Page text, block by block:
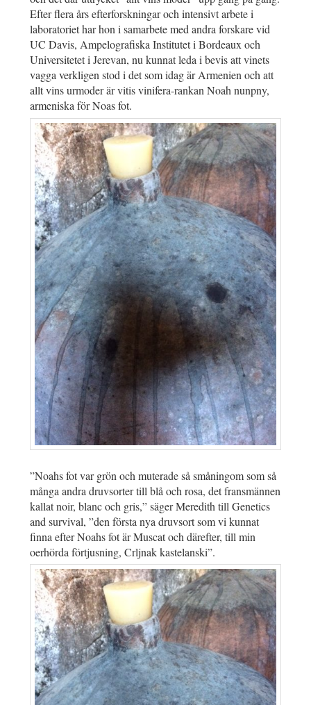
Efter flera års efterforskningar och intensivt arbete i
laboratoriet har hon i samarbete med andra forskare vid
UC Davis, Ampelografiska Institutet i Bordeaux och
Universitetet i Jerevan, nu kunnat leda i bevis att vinets
vagga verkligen stod i det som idag är Armenien och att
allt vins urmoder är vitis vinifera-rankan Noah nunpny,
armeniska för Noas fot.
”Noahs fot var grön och muterade så småningom som så
många andra druvsorter till blå och rosa, det fransmännen
kallat noir, blanc och gris,” säger Meredith till Genetics
and survival, ”den första nya druvsort som vi kunnat
finna efter Noahs fot är Muscat och därefter, till min
oerhörda förtjusning, Crljnak kastelanski”.